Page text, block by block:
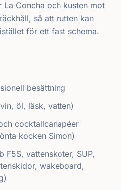
La Concha och kusten mot
så att rutten kan
för ett fast schema.
besättning
öl, läsk, vatten)
cocktailcanapéer
kocken Simon)
F5S, vattenskoter, SUP,
wakeboard,